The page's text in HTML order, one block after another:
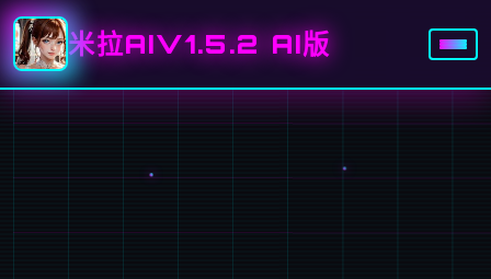
米拉AIV1.5.2 AI版